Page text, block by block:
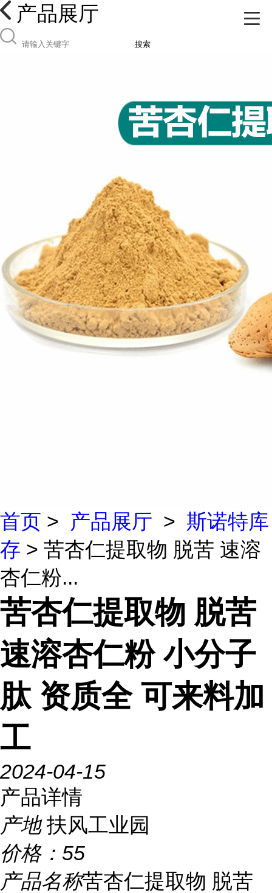
产品展厅
搜索
首页 > 产品展厅 > 斯诺特库
存 > 苦杏仁提取物 脱苦 速溶
杏仁粉...
苦杏仁提取物 脱苦
速溶杏仁粉 小分子
肽 资质全 可来料加
工
2024-04-15
产品详情
产地 扶风工业园
价格： 55
产品名称苦杏仁提取物 脱苦